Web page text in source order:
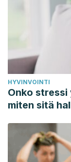
HYVINVOINTI
Onko stressi
miten sitä